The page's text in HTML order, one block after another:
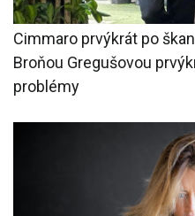
Cimmaro prvýkrát po
Broňou Gregušovou
problémy